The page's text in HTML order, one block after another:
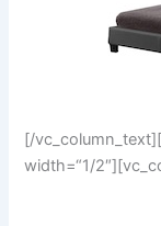
[/
width=“1/